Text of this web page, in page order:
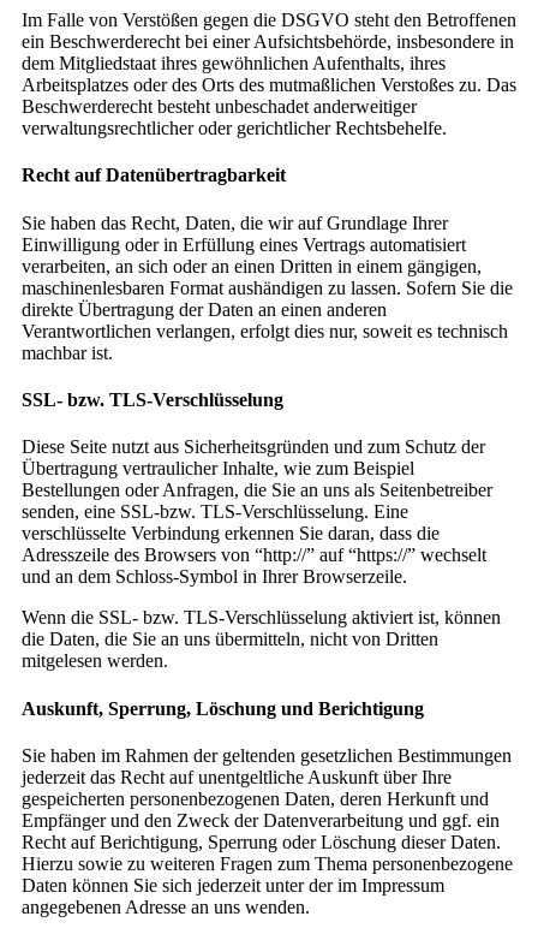
Im Falle von Verstößen gegen die DSGVO steht den Betroffenen
ein Beschwerderecht bei einer Aufsichtsbehörde, insbesondere in
dem Mitgliedstaat ihres gewöhnlichen Aufenthalts, ihres
Arbeitsplatzes oder des Orts des mutmaßlichen Verstoßes zu. Das
Beschwerderecht besteht unbeschadet anderweitiger
verwaltungsrechtlicher oder gerichtlicher Rechtsbehelfe.
Recht auf Datenübertragbarkeit
Sie haben das Recht, Daten, die wir auf Grundlage Ihrer
Einwilligung oder in Erfüllung eines Vertrags automatisiert
verarbeiten, an sich oder an einen Dritten in einem gängigen,
maschinenlesbaren Format aushändigen zu lassen. Sofern Sie die
direkte Übertragung der Daten an einen anderen
Verantwortlichen verlangen, erfolgt dies nur, soweit es technisch
machbar ist.
SSL- bzw. TLS-Verschlüsselung
Diese Seite nutzt aus Sicherheitsgründen und zum Schutz der
Übertragung vertraulicher Inhalte, wie zum Beispiel
Bestellungen oder Anfragen, die Sie an uns als Seitenbetreiber
senden, eine SSL-bzw. TLS-Verschlüsselung. Eine
verschlüsselte Verbindung erkennen Sie daran, dass die
Adresszeile des Browsers von “http://” auf “https://” wechselt
und an dem Schloss-Symbol in Ihrer Browserzeile.
Wenn die SSL- bzw. TLS-Verschlüsselung aktiviert ist, können
die Daten, die Sie an uns übermitteln, nicht von Dritten
mitgelesen werden.
Auskunft, Sperrung, Löschung und Berichtigung
Sie haben im Rahmen der geltenden gesetzlichen Bestimmungen
jederzeit das Recht auf unentgeltliche Auskunft über Ihre
gespeicherten personenbezogenen Daten, deren Herkunft und
Empfänger und den Zweck der Datenverarbeitung und ggf. ein
Recht auf Berichtigung, Sperrung oder Löschung dieser Daten.
Hierzu sowie zu weiteren Fragen zum Thema personenbezogene
Daten können Sie sich jederzeit unter der im Impressum
angegebenen Adresse an uns wenden.